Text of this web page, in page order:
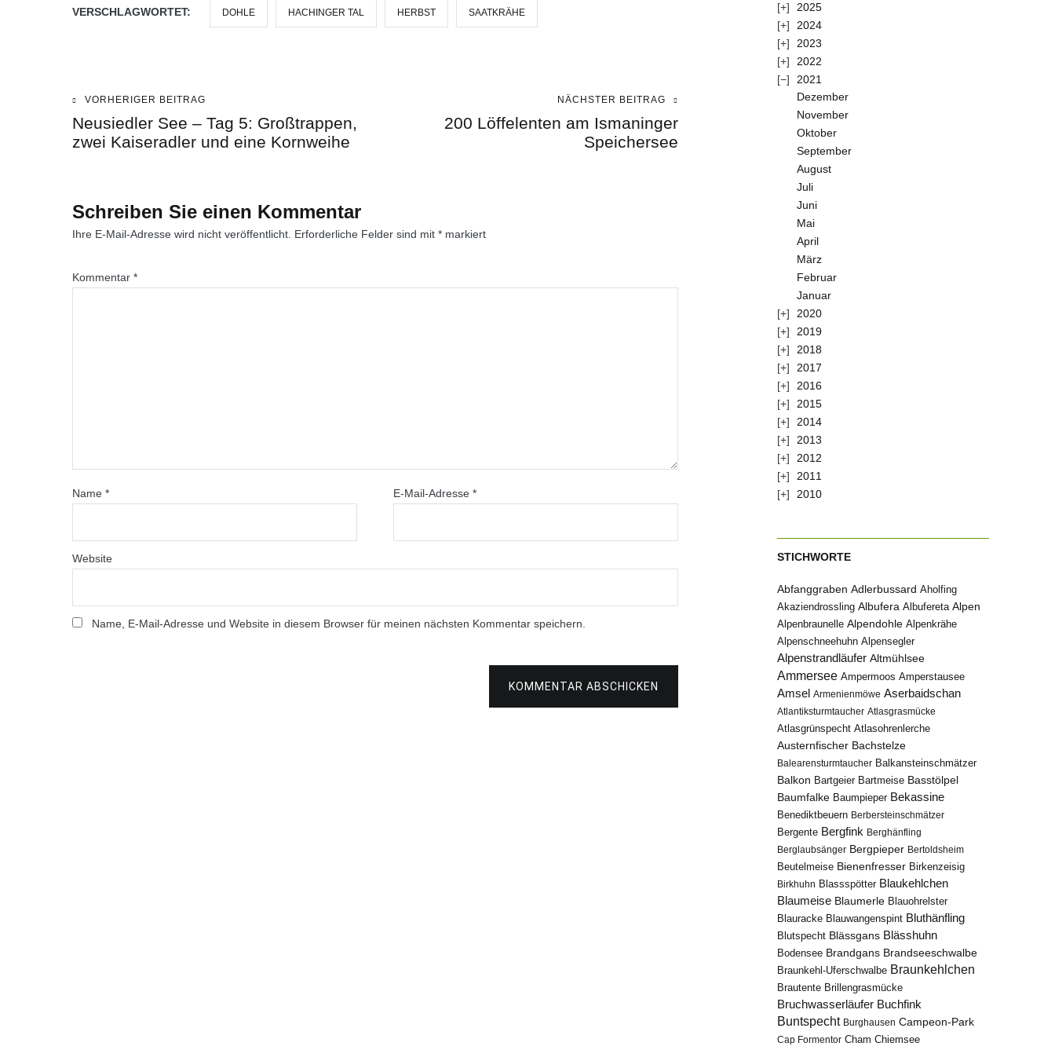
VERSCHLAGWORTET: DOHLE HACHINGER TAL HERBST SAATKRÄHE
Beitragsnavigation
VORHERIGER BEITRAG
Neusiedler See – Tag 5: Großtrappen,
zwei Kaiseradler und eine Kornweihe
NÄCHSTER BEITRAG
200 Löffelenten am Ismaninger
Speichersee
Schreiben Sie einen Kommentar
Ihre E-Mail-Adresse wird nicht veröffentlicht. Erforderliche Felder sind mit * markiert
Kommentar *
Name * E-Mail-Adresse*
Website
Name, E-Mail-Adresse und Website in diesem Browser für meinen nächsten Kommentar speichern.
KOMMENTAR ABSCHICKEN
2025
2024
2023
2022
2021
Dezember
November
Oktober
September
August
Juli
Juni
Mai
April
März
Februar
Januar
2020
2019
2018
2017
2016
2015
2014
2013
2012
2011
2010
STICHWORTE
Abfanggraben Adlerbussard Aholfing
Akaziendrossling Albufera Albufereta Alpen
Alpenbraunelle Alpendohle Alpenkrähe
Alpenschneehuhn Alpensegler
Alpenstrandläufer Altmühlsee
Ammersee Ampermoos Amperstausee
Amsel Armenienmöwe Aserbaidschan
Atlantiksturmtaucher Atlasgrasmücke
Atlasgrünspecht Atlasohrenlerche
Austernfischer Bachstelze
Balearensturmtaucher Balkansteinschmätzer
Balkon Bartgeier Bartmeise Basstölpel
Baumfalke Baumpieper Bekassine
Benediktbeuern Berbersteinschmätzer
Bergente Bergfink Berghänfling
Berglaubsänger Bergpieper Bertoldsheim
Beutelmeise Bienenfresser Birkenzeisig
Birkhuhn Blassspötter Blaukehlchen
Blaumeise Blaumerle Blauohrelster
Blauracke Blauwangenspint Bluthänfling
Blutspecht Blässgans Blässhuhn
Bodensee Brandgans Brandseeschwalbe
Braunkehl-Uferschwalbe Braunkehlchen
Brautente Brillengrasmücke
Bruchwasserläufer Buchfink
Buntspecht Burghausen Campeon-Park
Cap Formentor Cham Chiemsee